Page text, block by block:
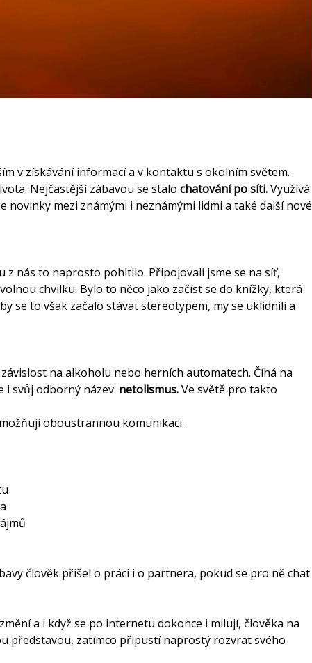
v získávání informací a v kontaktu s okolním světem.
Nejčastější zábavou se stalo chatování po síti.Využívá
mezi známými i neznámými lidmi a také další nové
nás to naprosto pohltilo. Připojovali jsme se na síť,
chvilku. Bylo to něco jako začíst se do knížky, která
se to však začalo stávat stereotypem, my se uklidnili a
na alkoholu nebo herních automatech. Číhá na
i svůj odborný název: netolismus.Ve světě pro takto
oboustrannou komunikaci.
člověk přišel o práci i o partnera, pokud se pro ně chat
a i když se po internetu dokonce i milují, člověka na
představou, zatímco připustí naprostý rozvrat svého